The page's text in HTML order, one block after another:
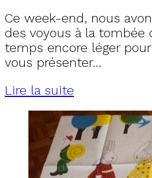
Ce week-end, nous
des voyous à la tombée
temps encore léger
vous présenter…
Lire la suite